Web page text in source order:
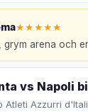
★★★★★
grym arena och
vs Napoli
Atleti Azzurri